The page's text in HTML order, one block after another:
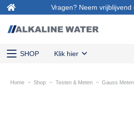
Vragen? Neem vrijblijvend
SHOP Klik hier
Home ~ Shop ~ Testen & Meten ~ Gauss Meten